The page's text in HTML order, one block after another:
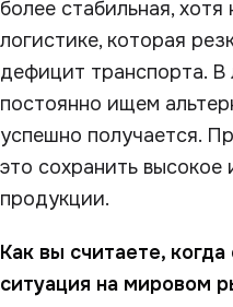
более стабильная,
логистике, которая
дефицит транспорта.
постоянно ищем
успешно получается.
это сохранить высокое
продукции.
Как вы считаете,
ситуация на мировом